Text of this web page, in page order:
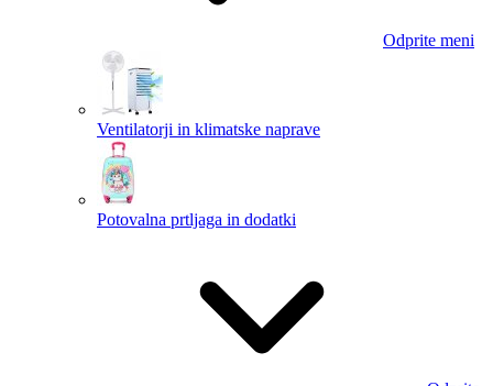
Odprite meni
Ventilatorji in klimatske naprave
Potovalna prtljaga in dodatki